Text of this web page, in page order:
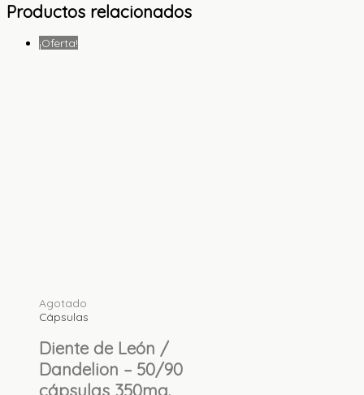
Productos relacionados
¡Oferta!
Agotado
Cápsulas
Diente de León /
Dandelion – 50/90
cápsulas 350mg.